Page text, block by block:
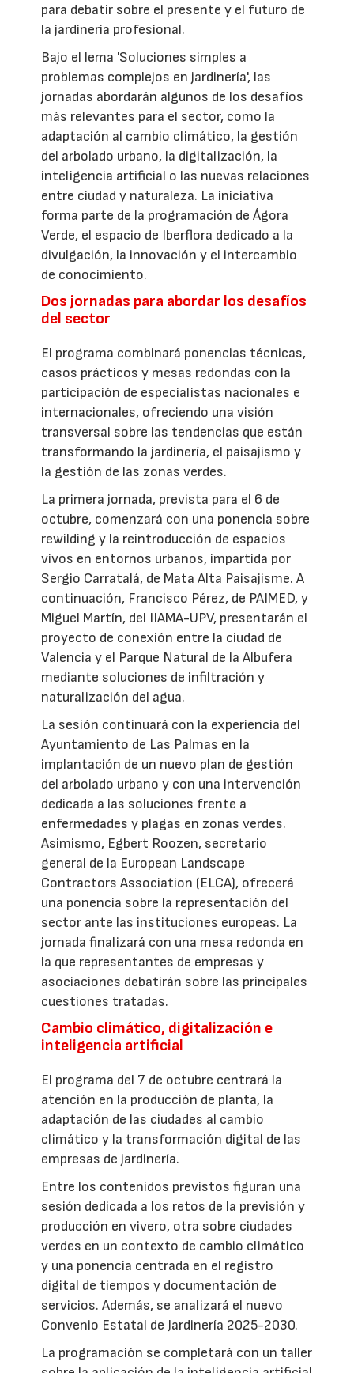
para debatir sobre el presente y el futuro de
la jardinería profesional.
Bajo el lema 'Soluciones simples a
problemas complejos en jardinería', las
jornadas abordarán algunos de los desafíos
más relevantes para el sector, como la
adaptación al cambio climático, la gestión
del arbolado urbano, la digitalización, la
inteligencia artificial o las nuevas relaciones
entre ciudad y naturaleza. La iniciativa
forma parte de la programación de Ágora
Verde, el espacio de Iberflora dedicado a la
divulgación, la innovación y el intercambio
de conocimiento.
Dos jornadas para abordar los desafíos
del sector
El programa combinará ponencias técnicas,
casos prácticos y mesas redondas con la
participación de especialistas nacionales e
internacionales, ofreciendo una visión
transversal sobre las tendencias que están
transformando la jardinería, el paisajismo y
la gestión de las zonas verdes.
La primera jornada, prevista para el 6 de
octubre, comenzará con una ponencia sobre
rewilding y la reintroducción de espacios
vivos en entornos urbanos, impartida por
Sergio Carratalá, de Mata Alta Paisajisme. A
continuación, Francisco Pérez, de PAIMED, y
Miguel Martín, del IIAMA-UPV, presentarán el
proyecto de conexión entre la ciudad de
Valencia y el Parque Natural de la Albufera
mediante soluciones de infiltración y
naturalización del agua.
La sesión continuará con la experiencia del
Ayuntamiento de Las Palmas en la
implantación de un nuevo plan de gestión
del arbolado urbano y con una intervención
dedicada a las soluciones frente a
enfermedades y plagas en zonas verdes.
Asimismo, Egbert Roozen, secretario
general de la European Landscape
Contractors Association (ELCA), ofrecerá
una ponencia sobre la representación del
sector ante las instituciones europeas. La
jornada finalizará con una mesa redonda en
la que representantes de empresas y
asociaciones debatirán sobre las principales
cuestiones tratadas.
Cambio climático, digitalización e
inteligencia artificial
El programa del 7 de octubre centrará la
atención en la producción de planta, la
adaptación de las ciudades al cambio
climático y la transformación digital de las
empresas de jardinería.
Entre los contenidos previstos figuran una
sesión dedicada a los retos de la previsión y
producción en vivero, otra sobre ciudades
verdes en un contexto de cambio climático
y una ponencia centrada en el registro
digital de tiempos y documentación de
servicios. Además, se analizará el nuevo
Convenio Estatal de Jardinería 2025-2030.
La programación se completará con un taller